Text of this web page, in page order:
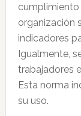
cumplimiento
organización
indicadores
Igualmente,
trabajadores
Esta norma
su uso.